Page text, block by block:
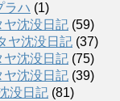
ラハ (1)
ヤ沈没日記 (59)
ヤ沈没日記 (37)
ヤ沈没日記 (75)
ヤ沈没日記 (39)
没日記 (81)